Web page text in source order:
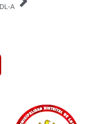
A